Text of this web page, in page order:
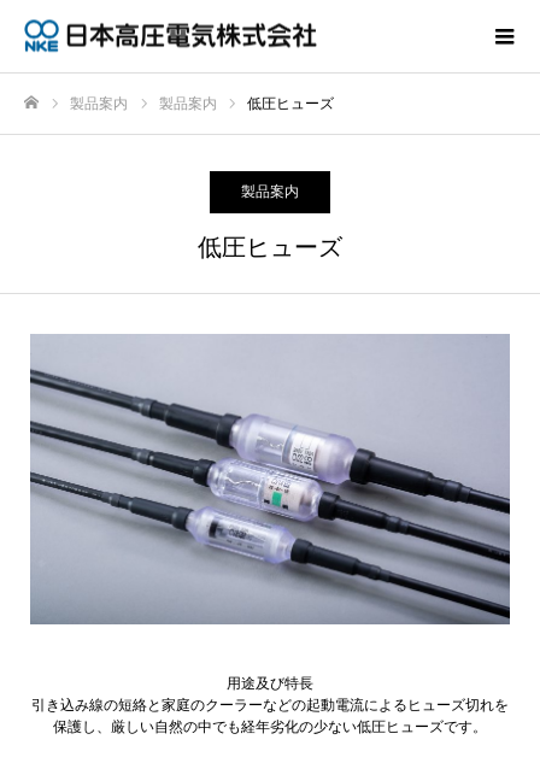
製品案内 製品案内 低圧ヒューズ
製品案内
低圧ヒューズ
用途及び特長
引き込み線の短絡と家庭のクーラーなどの起動電流によるヒューズ切れを
保護し、厳しい自然の中でも経年劣化の少ない低圧ヒューズです。